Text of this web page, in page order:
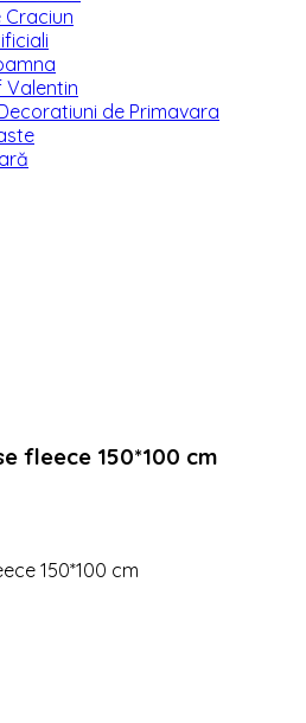
Craciun
Valentin
de Primavara
fleece 150*100 cm
150*100 cm